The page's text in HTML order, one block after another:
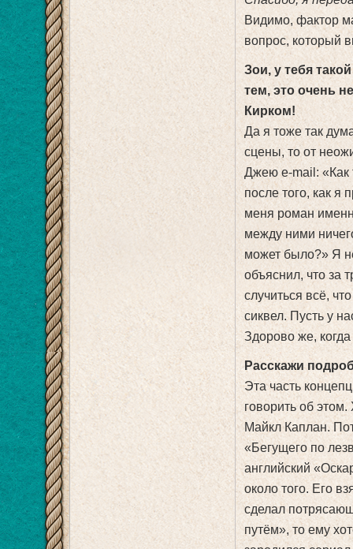
Видимо, фактор
вопрос, который
Зои, у тебя
тем, это очень
Кирком!
Да я тоже так
сцены, то от
Джею e-mail: «Как
после того, как я
меня роман
между ними
может было?» Я
объяснил, что за
случиться всё,
сиквел. Пусть у
Здорово же,
Расскажи
Эта часть
говорить об
Майкл Каплан.
«Бегущего по
английский
около того. Его
сделал
путём», то ему